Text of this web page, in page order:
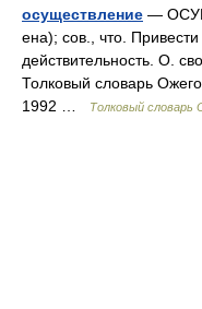
осуществление —
ена); сов., что.
действительность. О.
Толковый словарь
1992 …
Толковый словарь